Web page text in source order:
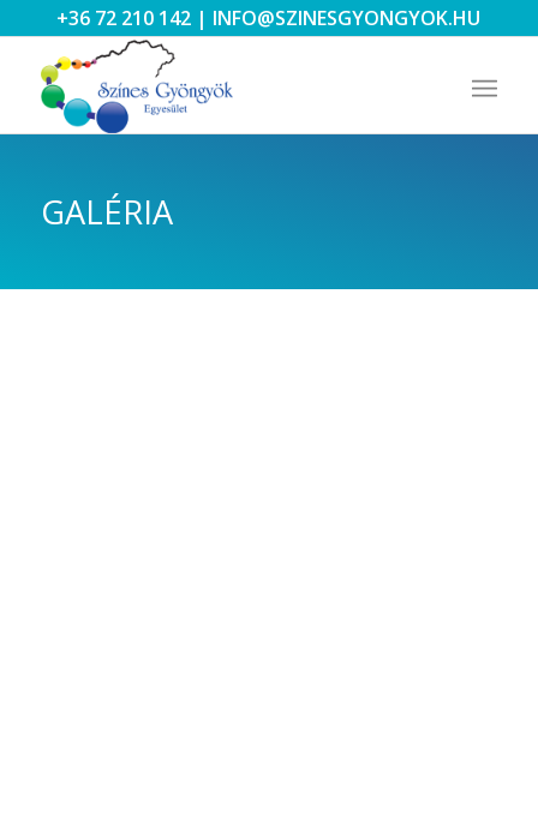
+36 72 210 142 | INFO@SZINESGYONGYOK.HU
GALÉRIA